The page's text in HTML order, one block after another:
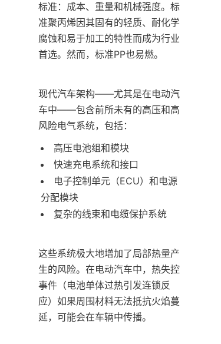
标准：成本、重量和机械强度。标
准聚丙烯因其固有的轻质、耐化学
腐蚀和易于加工的特性而成为行业
首选。然而，标准PP也易燃。
现代汽车架构——尤其是在电动汽
车中——包含前所未有的高压和高
风险电气系统，包括：
高压电池组和模块
快速充电系统和接口
电子控制单元（ECU）和电源
分配模块
复杂的线束和电缆保护系统
这些系统极大地增加了局部热量产
生的风险。在电动汽车中，热失控
事件（电池单体过热引发连锁反
应）如果周围材料无法抵抗火焰蔓
延，可能会在车辆中传播。